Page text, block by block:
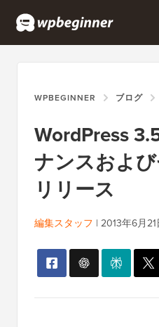
WPBEGINNER ブログ
WordPress
ナンスおよ
リリース
編集スタッフ | 2013年6月21